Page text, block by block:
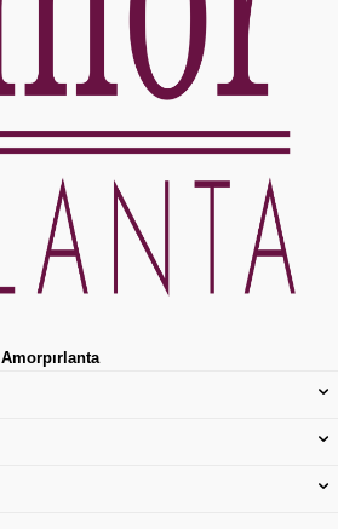
Amorpırlanta